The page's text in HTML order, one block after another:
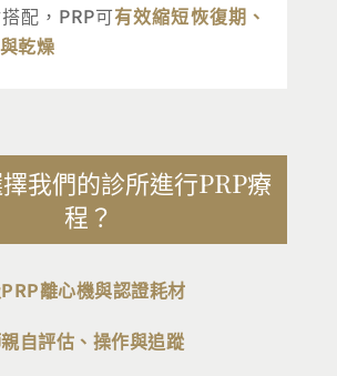
配，PRP可有效縮短恢復期、
乾燥
我們的診所進行PRP療
程？
離心機與認證耗材
自評估、操作與追蹤